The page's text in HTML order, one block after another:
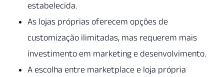
estabelecida.
As lojas próprias oferecem opções de
customização ilimitadas, mas requerem mais
investimento em marketing e desenvolvimento.
A escolha entre marketplace e loja própria